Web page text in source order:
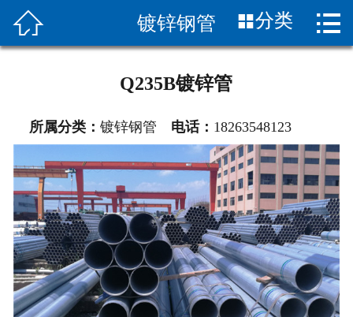
 首页
产品知识
工程案例
联系我们
 镀锌钢管 分类 
Q235B镀锌管
所属分类： 镀锌钢管 电话： 18263548123